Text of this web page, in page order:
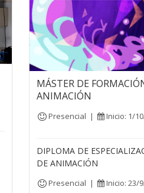
MÁSTER DE
ANIMACIÓN
Presencial | Inicio: 1/
DIPLOMA DE
DE ANIMACIÓN
Presencial | Inicio: 23/